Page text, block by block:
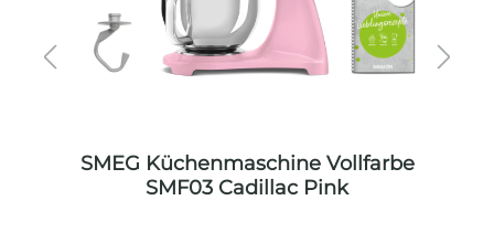
SMEG Küchenmaschine Vollfarbe
SMF03 Cadillac Pink